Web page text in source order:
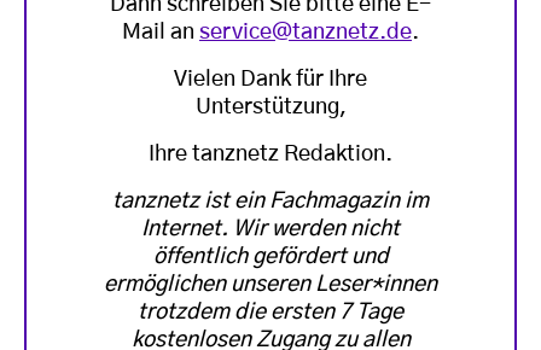
Dann schreiben Sie bitte eine E-
Mail an service@tanznetz.de.
Vielen Dank für Ihre
Unterstützung,
Ihre tanznetz Redaktion.
tanznetz ist ein Fachmagazin im
Internet. Wir werden nicht
öffentlich gefördert und
ermöglichen unseren Leser*innen
trotzdem die ersten 7 Tage
kostenlosen Zugang zu allen